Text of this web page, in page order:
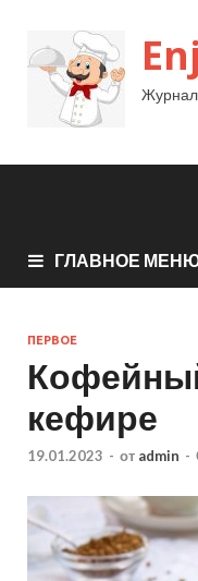
Журнал
ГЛАВНОЕ
ПЕРВОЕ
кефире
19.01.2023 - от admin -